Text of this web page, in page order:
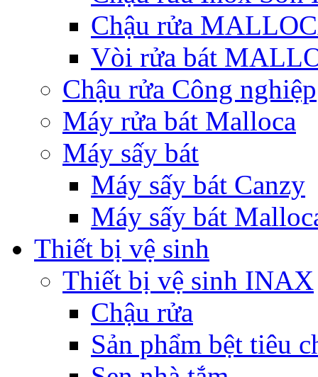
Chậu rửa
Vòi rửa bát
Chậu rửa Công nghiệp
Máy rửa bát Malloca
Máy sấy bát
Máy sấy bát Canzy
Máy sấy bát
Thiết bị vệ sinh
Thiết bị vệ sinh INAX
Chậu rửa
Sản phẩm bệt tiêu